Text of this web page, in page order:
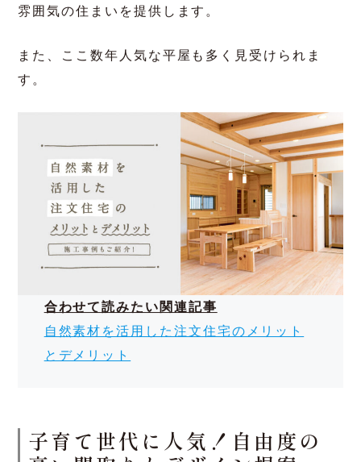
性に優れた設計が、夏は涼しく、冬は暖かく過ご
桑名市では、新たな住宅地も多く、自然素材を活
かした和モダンデザインが人気です。自然素材を
取り入れたり、木造の格子や大屋根を取り入れた
外観が、桑名市地域の景観に調和し、落ち着いた
雰囲気の住まいを提供します。
また、ここ数年人気な平屋も多く見受けられま
す。